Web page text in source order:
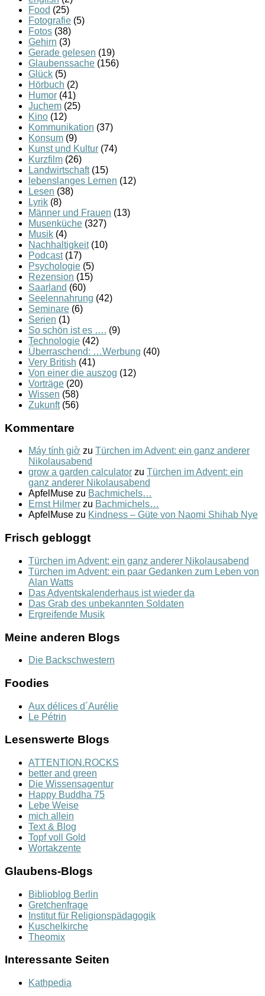
Food (25)
Fotografie (5)
Fotos (38)
Gehirn (3)
Gerade gelesen (19)
Glaubenssache (156)
Glück (5)
Hörbuch (2)
Humor (41)
Juchem (25)
Kino (12)
Kommunikation (37)
Konsum (9)
Kunst und Kultur (74)
Kurzfilm (26)
Landwirtschaft(15)
lebenslanges Lernen (12)
Lesen (38)
Lyrik (8)
Männer und Frauen (13)
Musenküche (327)
Musik (4)
Nachhaltigkeit(10)
Podcast(17)
Psychologie (5)
Rezension (15)
Saarland (60)
Seelennahrung (42)
Seminare (6)
Serien (1)
So schön ist es …. (9)
Technologie (42)
Überraschend: …Werbung (40)
Very British (41)
Von einer die auszog (12)
Vorträge (20)
Wissen (58)
Zukunft(56)
Kommentare
Máy tính giờ zu Türchen im Advent: ein ganz anderer
Nikolausabend
grow a garden calculator zu Türchen im Advent: ein
ganz anderer Nikolausabend
ApfelMuse zu Bachmichels…
Ernst Hilmer zu Bachmichels…
ApfelMuse zu Kindness – Güte von Naomi Shihab Nye
Frisch gebloggt
Türchen im Advent: ein ganz anderer Nikolausabend
Türchen im Advent: ein paar Gedanken zum Leben von
Alan Watts
Das Adventskalenderhaus ist wieder da
Das Grab des unbekannten Soldaten
Ergreifende Musik
Meine anderen Blogs
Die Backschwestern
Foodies
Aux délices d´Aurélie
Le Pétrin
Lesenswerte Blogs
ATTENTION.ROCKS
better and green
Die Wissensagentur
Happy Buddha 75
Lebe Weise
mich allein
Text & Blog
Topf voll Gold
Wortakzente
Glaubens-Blogs
Biblioblog Berlin
Gretchenfrage
Institut für Religionspädagogik
Kuschelkirche
Theomix
Interessante Seiten
Kathpedia